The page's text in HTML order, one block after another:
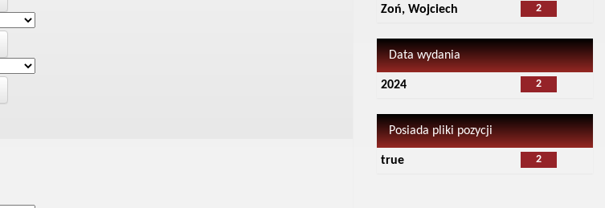
2
Zoń, Wojciech
Data wydania
2
2024
Posiada pliki pozycji
2
true